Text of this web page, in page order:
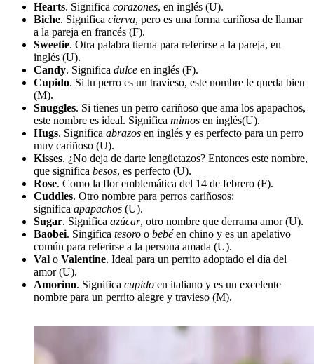
Hearts. Significa corazones, en inglés (U).
Biche. Significa cierva, pero es una forma cariñosa de llamar
a la pareja en francés (F).
Sweetie. Otra palabra tierna para referirse a la pareja, en
inglés (U).
Candy. Significa dulce en inglés (F).
Cupido. Si tu perro es un travieso, este nombre le queda bien
(M).
Snuggles. Si tienes un perro cariñoso que ama los apapachos,
este nombre es ideal. Significa mimos en inglés(U).
Hugs. Significa abrazos en inglés y es perfecto para un perro
muy cariñoso (U).
Kisses. ¿No deja de darte lengüetazos? Entonces este nombre,
que significa besos, es perfecto (U).
Rose. Como la flor emblemática del 14 de febrero (F).
Cuddles. Otro nombre para perros cariñosos:
significa apapachos (U).
Sugar. Significa azúcar, otro nombre que derrama amor (U).
Baobei. Singifica tesoro o bebéen chino y es un apelativo
común para referirse a la persona amada (U).
Val o Valentine. Ideal para un perrito adoptado el día del
amor (U).
Amorino. Significa cupido en italiano y es un excelente
nombre para un perrito alegre y travieso (M).